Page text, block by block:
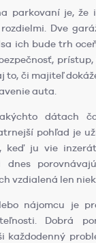
parkovaní je,
Dve
ich bude trh
to, či majiteľ
auta.
dátach
pohľad je
keď ju vie
dnes
vzdialená len
nájomcu je
Dobrá
každodenný